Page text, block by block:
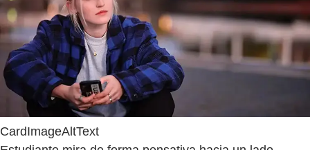
CardImageAltText